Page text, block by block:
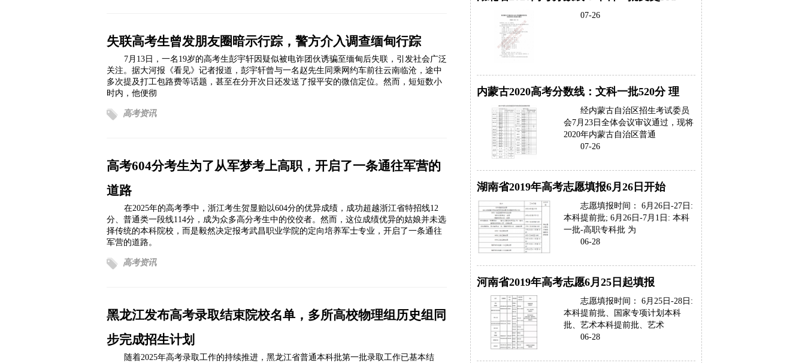
失联高考生曾发朋友圈暗示行踪，警方介入调查缅甸行踪
7月13日，一名19岁的高考生彭宇轩因疑似被电诈团伙诱骗至缅甸后失联，引发社会广泛
关注。据大河报《看见》记者报道，彭宇轩曾与一名赵先生同乘网约车前往云南临沧，途中
多次提及打工包路费等话题，甚至在分开次日还发送了报平安的微信定位。然而，短短数小
时内，他便彻
高考资讯
高考604分考生为了从军梦考上高职，开启了一条通往军营的
道路
在2025年的高考季中，浙江考生贺显贻以604分的优异成绩，成功超越浙江省特招线12
分、普通类一段线114分，成为众多高分考生中的佼佼者。然而，这位成绩优异的姑娘并未选
择传统的本科院校，而是毅然决定报考武昌职业学院的定向培养军士专业，开启了一条通往
军营的道路。
高考资讯
黑龙江发布高考录取结束院校名单，多所高校物理组历史组同
步完成招生计划
随着2025年高考录取工作的持续推进，黑龙江省普通本科批第一批录取工作已基本结
07-26
内蒙古2020高考分数线：文科一批520分 理
经内蒙古自治区招生考试委员
会7月23日全体会议审议通过，现将
2020年内蒙古自治区普通
07-26
湖南省2019年高考志愿填报6月26日开始
志愿填报时间： 6月26日-27日:
本科提前批; 6月26日-7月1日: 本科
一批-高职专科批 为
06-28
河南省2019年高考志愿6月25日起填报
志愿填报时间： 6月25日-28日:
本科提前批、国家专项计划本科
批、艺术本科提前批、艺术
06-28